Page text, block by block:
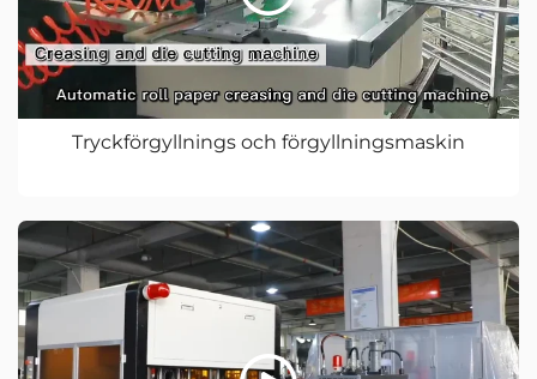
Tryckförgyllnings och förgyllningsmaskin